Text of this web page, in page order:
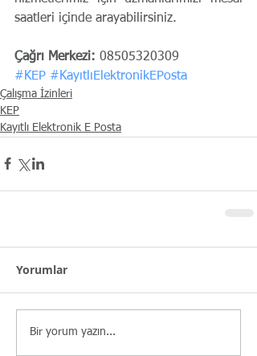
saatleri içinde arayabilirsiniz.
Çağrı Merkezi: 08505320309
#KEP #KayıtlıElektronikEPosta
Çalışma İzinleri
KEP
Kayıtlı Elektronik E Posta
Yorumlar
Bir yorum yazın...